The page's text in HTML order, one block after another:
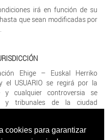
cookies para garantizar
irá en función de su
que sean modificadas por
Ehige – Euskal Herriko
el USUARIO se regirá por la
y cualquier controversia se
y tribunales de la ciudad